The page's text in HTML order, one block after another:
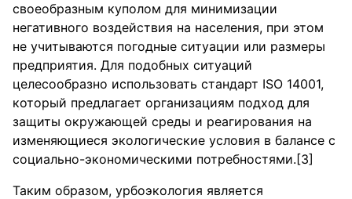
своеобразным куполом для минимизации
негативного воздействия на населения, при этом
не учитываются погодные ситуации или размеры
предприятия. Для подобных ситуаций
целесообразно использовать стандарт ISO 14001,
который предлагает организациям подход для
защиты окружающей среды и реагирования на
изменяющиеся экологические условия в балансе с
социально-экономическими потребностями.[3]
Таким образом, урбоэкология является